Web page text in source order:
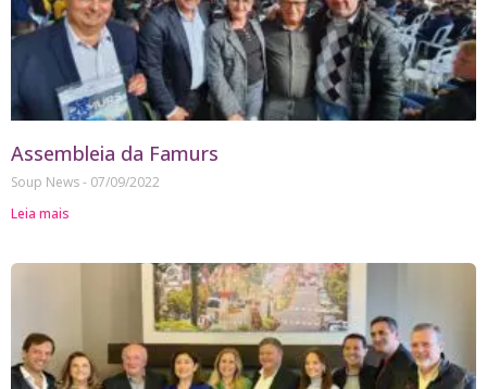
Assembleia da Famurs
Soup News
07/09/2022
Leia mais